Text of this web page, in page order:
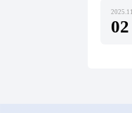
2025.11
02